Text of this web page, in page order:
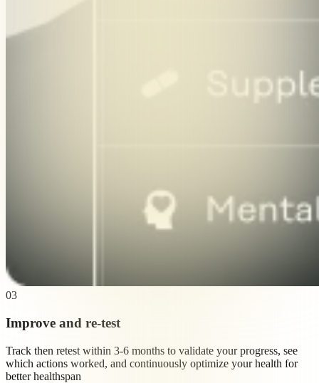
03
Improve and re-test
Track then retest within 3-6 months to validate your progress, see
which actions worked, and continuously optimize your health for
better healthspan